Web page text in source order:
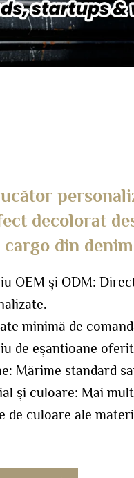
decolorat
cargo din
OEM și ODM:
minimă de
de eșantioane
Mărime standard
și culoare: Mai
de culoare ale